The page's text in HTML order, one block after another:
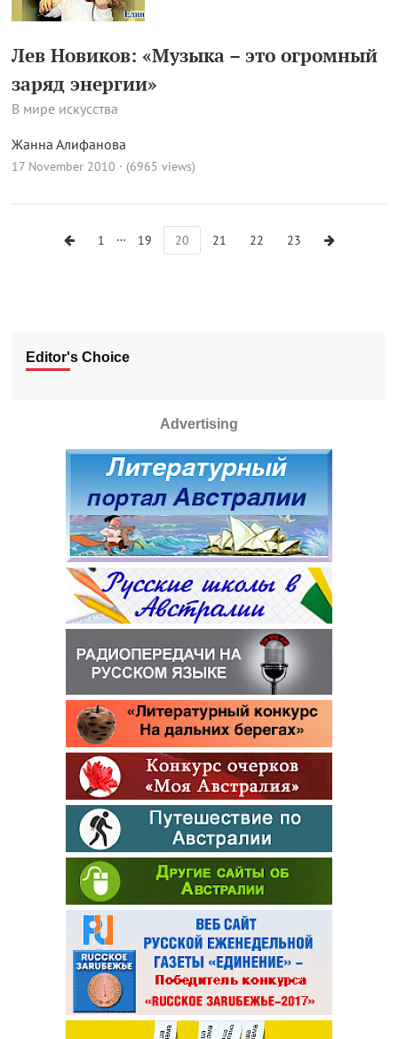
Лев Новиков: «Музыка – это огромный
заряд энергии»
В мире искусства
Жанна Алифанова
17 November 2010 · (6965 views)
1 … 19 20 21 22 23
Editor's Choice
Advertising